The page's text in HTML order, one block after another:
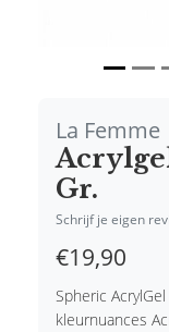
La Femme
Gr.
Schrijf je eigen
€19,90
Spheric
kleurnuances